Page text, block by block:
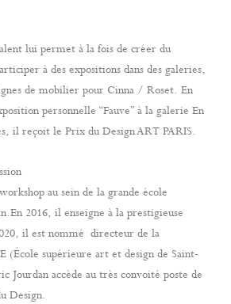
lui permet à la fois de créer du
à des expositions dans des galeries,
de mobilier pour Cinna / Roset. En
personnelle “Fauve” à la galerie En
il reçoit le Prix du Design ART PARIS.
au sein de la grande école
2016, il enseigne à la prestigieuse
il est nommé directeur de la
(École supérieure art et design de Saint-
Jourdan accède au très convoité poste de
Design.